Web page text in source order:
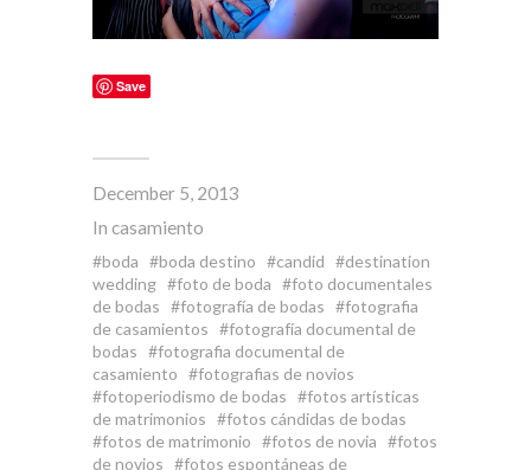
Save
December 5, 2013
In casamiento
boda boda destino candid
destination
wedding
foto de boda
foto documentales
de bodas
fotografía de bodas
fotografia
de casamientos
fotografía documental de
bodas
fotografia documental de
casamiento
fotografias de novios
fotoperiodismo de bodas
fotos artísticas
de matrimonios
fotos cándidas de bodas
fotos de matrimonio
fotos de novia
fotos
de novios
fotos espontáneas de